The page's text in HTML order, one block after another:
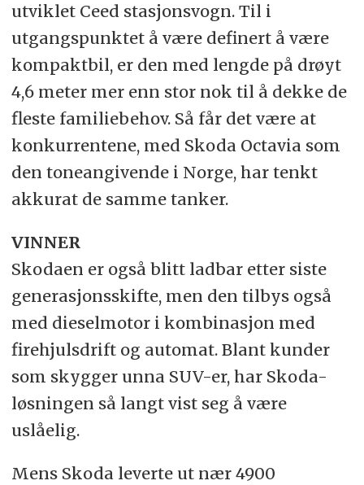
utviklet Ceed stasjonsvogn. Til i
utgangspunktet å være definert å være
kompaktbil, er den med lengde på drøyt
4,6 meter mer enn stor nok til å dekke de
fleste familiebehov. Så får det være at
konkurrentene, med Skoda Octavia som
den toneangivende i Norge, har tenkt
akkurat de samme tanker.
VINNER
Skodaen er også blitt ladbar etter siste
generasjonsskifte, men den tilbys også
med dieselmotor i kombinasjon med
firehjulsdrift og automat. Blant kunder
som skygger unna SUV-er, har Skoda-
løsningen så langt vist seg å være
uslåelig.
Mens Skoda leverte ut nær 4900